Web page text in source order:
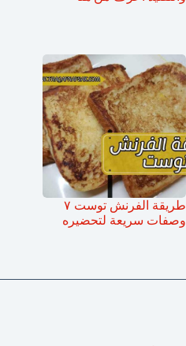
طريقة الفرنش توست ٧
وصفات سريعة لتحضيره